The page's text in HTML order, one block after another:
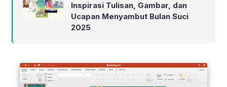
Inspirasi Tulisan, Gambar, dan
Ucapan Menyambut Bulan Suci
2025